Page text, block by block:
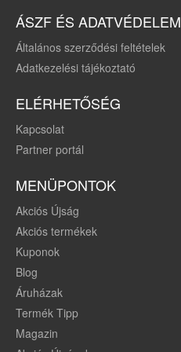
ÁSZF ÉS ADATVÉDELEM
Általános szerződési feltételek
Adatkezelési tájékoztató
ELÉRHETŐSÉG
Kapcsolat
Partner portál
MENÜPONTOK
Akciós Újság
Akciós termékek
Kuponok
Blog
Áruházak
Termék Tipp
Magazin